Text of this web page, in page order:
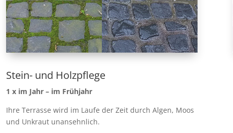
Stein- und Holzpflege
1 x im Jahr – im Frühjahr
Ihre Terrasse wird im Laufe der Zeit durch Algen, Moos
und Unkraut unansehnlich.